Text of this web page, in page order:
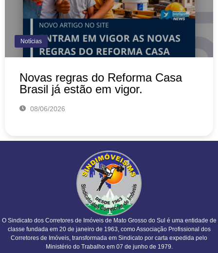
Notícias
Novas regras do Reforma Casa
Brasil já estão em vigor.
08/06/2026
O Sindicato dos Corretores de Imóveis de Mato Grosso do Sul é uma entidade de
classe fundada em 20 de janeiro de 1963, como Associação Profissional dos
Corretores de Imóveis, transformada em Sindicato por carta expedida pelo
Ministério do Trabalho em 07 de junho de 1979.